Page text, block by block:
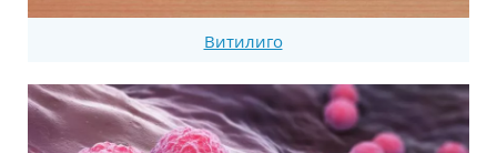
Витилиго